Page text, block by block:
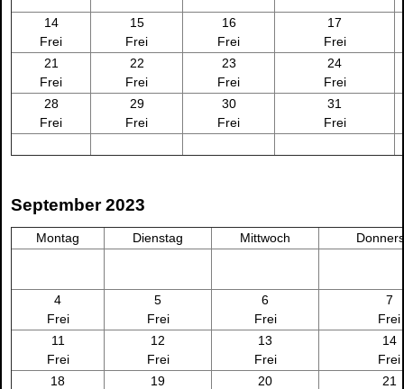
14
Frei
15
Frei
16
Frei
17
Frei
21
Frei
22
Frei
23
Frei
24
Frei
28
Frei
29
Frei
30
Frei
31
Frei
September 2023
Montag Dienstag Mittwoch
4
Frei
5
Frei
6
Frei
7
Frei
11
Frei
12
Frei
13
Frei
14
Frei
18
19
20
21